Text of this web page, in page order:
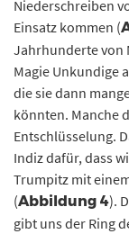
Niederschreiben
Einsatz kommen (
Jahrhunderte von
Magie Unkundige
die sie dann
könnten. Manche
Entschlüsselung.
Indiz dafür, dass
Trumpitz mit
(Abbildung 4).
gibt uns der Ring